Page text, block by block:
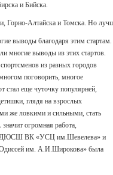
и Бийска.
Горно-Алтайска и Томска. Но
выводы благодаря этим стартам.
многие выводы из этих стартов.
из разных городов
поговорить, многое
еще чуточку популярней,
глядя на взрослых
же ловкими и сильными, стать
огромная работа,
ДЮСШ ВК «УСЦ им.Шевелева» и
им. А.И.Широкова» была